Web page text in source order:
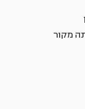
מקור